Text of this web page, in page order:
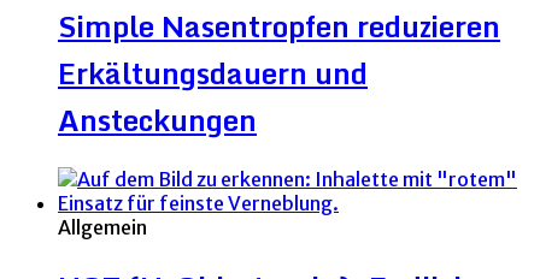
Simple Nasentropfen reduzieren
Erkältungsdauern und
Ansteckungen
Allgemein